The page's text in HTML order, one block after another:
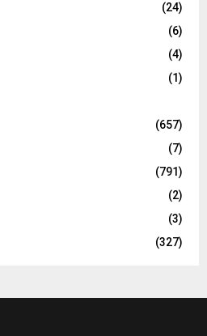
(24)
(6)
(4)
(1)
(657)
(7)
(791)
(2)
(3)
(327)